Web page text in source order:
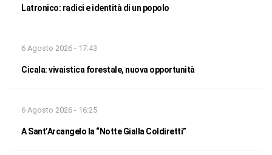
Latronico: radici e identità di un popolo
6 Agosto 2026 - 17:43
Cicala: vivaistica forestale, nuova opportunità
6 Agosto 2026 - 16:25
A Sant’Arcangelo la “Notte Gialla Coldiretti”